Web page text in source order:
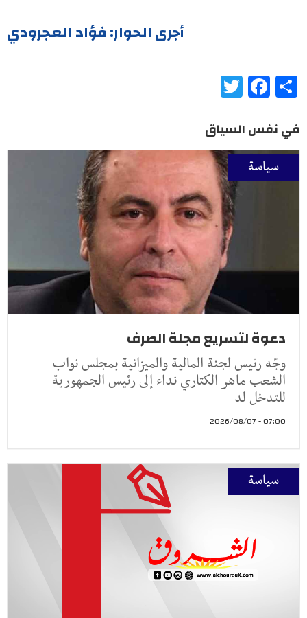
أجرى الحوار: فؤاد العجرودي
Share
Facebook
في نفس السياق
سياسة
دعوة لتسريع مجلة الصرف
وجّه رئيس لجنة المالية والميزانية بمجلس نواب
الشعب ماهر الكتاري نداء إلى رئيس الجمهورية
للتدخل لد
07:00 - 2026/08/07
سياسة